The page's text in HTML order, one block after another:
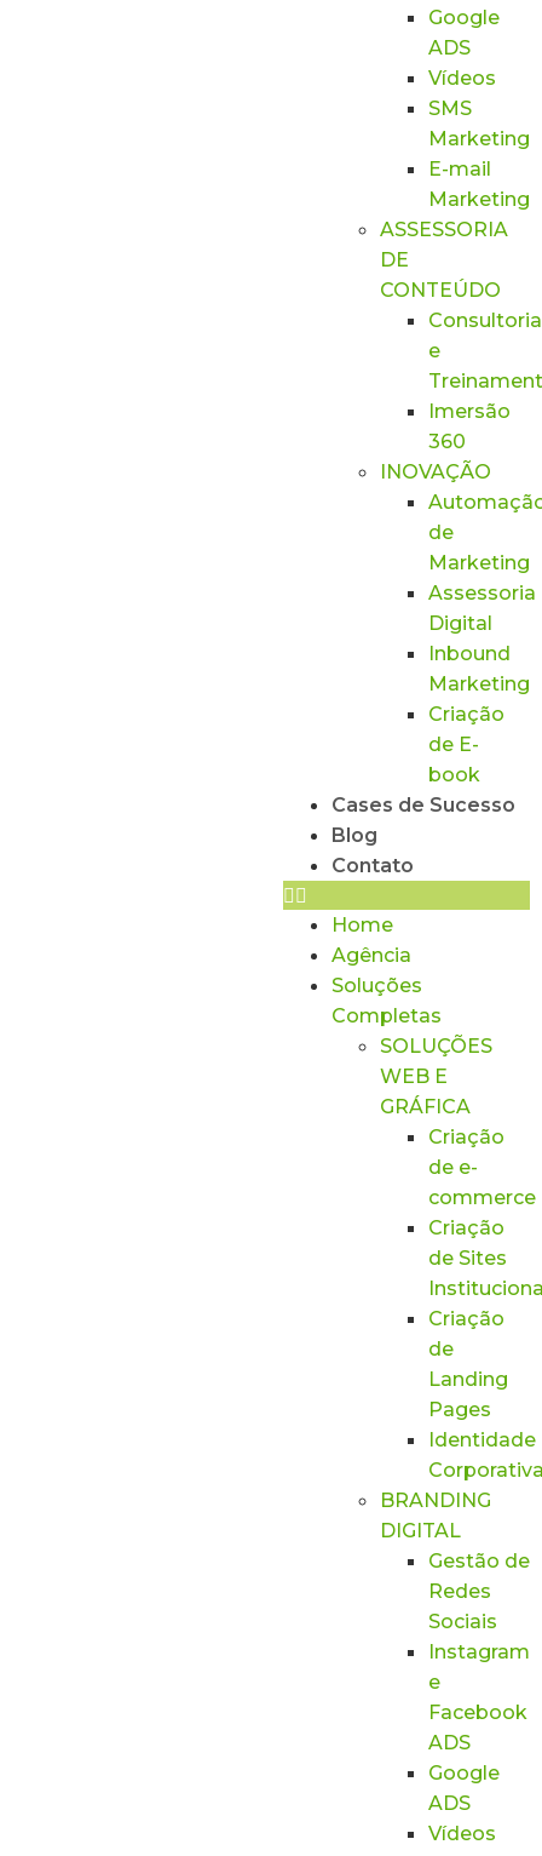
Google
ADS
Vídeos
SMS
Marketing
E-mail
Marketing
ASSESSORIA
DE
CONTEÚDO
Consultoria
e
Imersão
360
INOVAÇÃO
de
Marketing
Assessoria
Digital
Inbound
Marketing
Criação
de E-
book
Cases de Sucesso
Blog
Contato
Home
Agência
Soluções
Completas
SOLUÇÕES
WEB E
GRÁFICA
Criação
de e-
commerce
Criação
de Sites
Criação
de
Landing
Pages
Identidade
BRANDING
DIGITAL
Gestão de
Redes
Sociais
Instagram
e
Facebook
ADS
Google
ADS
Vídeos